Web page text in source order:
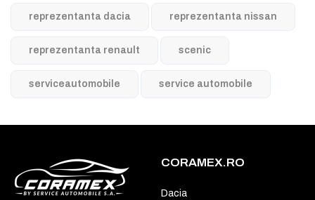
reprezentanta dacia reprezentanta nissan
reprezentanta renault scenic
serviceautomobile service automobile
CORAMEX.RO
Dacia